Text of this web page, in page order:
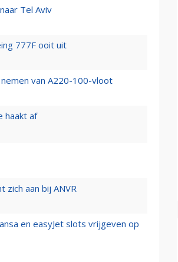
Tel Aviv
777F ooit uit
van A220-100-vloot
haakt af
zich aan bij ANVR
en easyJet slots vrijgeven op